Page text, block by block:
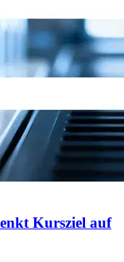
Kursziel auf